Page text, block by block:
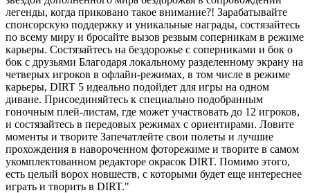
легенды, когда приковано такое внимание?! Зарабатывайте
спонсорскую поддержку и уникальные награды, состязайтесь
по всему миру и бросайте вызов резвым соперникам в режиме
карьеры. Состязайтесь на бездорожье с соперниками и бок о
бок с друзьями Благодаря локальному разделенному экрану на
четверых игроков в офлайн-режимах, в том числе в режиме
карьеры, DIRT 5 идеально подойдет для игры на одном
диване. Присоединяйтесь к специально подобранным
гоночным плей-листам, где может участвовать до 12 игроков,
и состязайтесь в передовых режимах с ориентирами. Ловите
моменты и творите Запечатлейте свои полеты и лучшие
прохождения в навороченном фоторежиме и творите в самом
укомплектованном редакторе окрасок DIRT. Помимо этого,
есть целый ворох новшеств, с которыми будет еще интереснее
играть и творить в DIRT."